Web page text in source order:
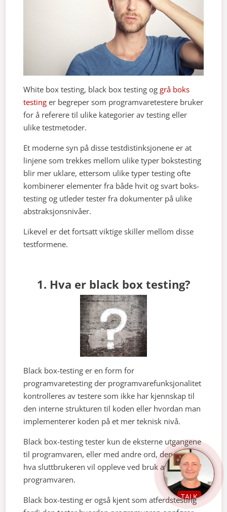
White box testing, black box testing oggrå boks
testing er begreper som programvaretestere bruker
for å referere til ulike kategorier av testing eller
ulike testmetoder.
Et moderne syn på disse testdistinksjonene er at
linjene som trekkes mellom ulike typer bokstesting
blir mer uklare, ettersom ulike typer testing ofte
kombinerer elementer fra både hvit og svart boks-
testing og utleder tester fra dokumenter på ulike
abstraksjonsnivåer.
Likevel er det fortsatt viktige skiller mellom disse
testformene.
1. Hva er black box testing?
Black box-testing er en form for
programvaretesting der programvarefunksjonalitet
kontrolleres av testere som ikke har kjennskap til
den interne strukturen til koden eller hvordan man
implementerer koden på et mer teknisk nivå.
Black box-testing tester kun de eksterne utgangene
til programvaren, eller med andre ord, den tester
hva sluttbrukeren vil oppleve ved bruk av
programvaren.
Black box-testing er også kjent som atferdstesting
TALK